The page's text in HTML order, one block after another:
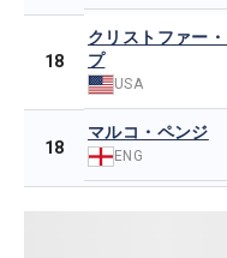
18
クリストファー
プ
USA
18
マルコ・ペンジ
ENG